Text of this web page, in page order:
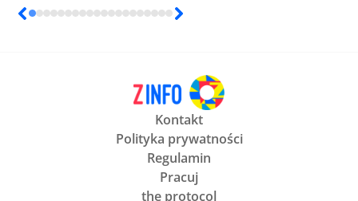
Kontakt
Polityka prywatności
Regulamin
Pracuj
the protocol